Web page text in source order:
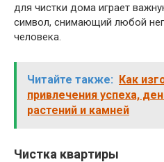
для чистки дома играет
символ, снимающий любой
человека.
Читайте также: Как
привлечения успеха,
растений и камней
Чистка квартиры